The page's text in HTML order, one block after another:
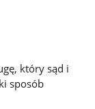
który sąd i
sposób